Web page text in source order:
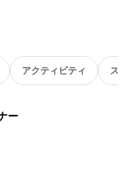
アクティビティ ス
ー